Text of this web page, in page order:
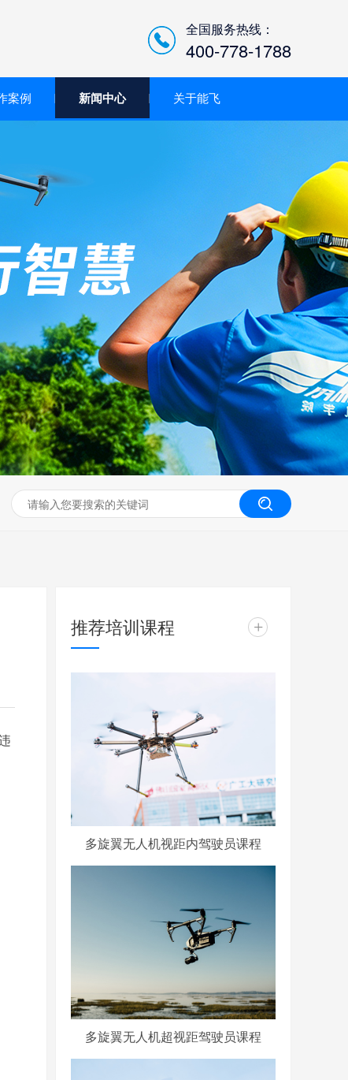
全国服务热线：
400-778-1788
无人机工程创新实训
案例 新闻中心 关于能飞
推荐培训课程 +
多旋翼无人机视距内驾驶员课程
多旋翼无人机超视距驾驶员课程